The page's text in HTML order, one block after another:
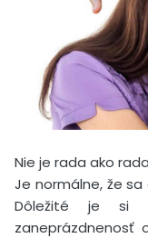
Nie je rada ako
Je normálne, že
Dôležité je si
zaneprázdnenosť